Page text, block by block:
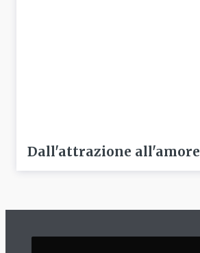
Dall'attrazione all'amore